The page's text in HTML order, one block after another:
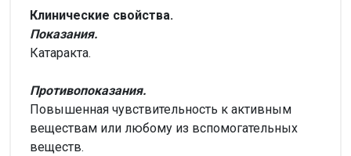
Клинические свойства.
Показания.
Катаракта.
Противопоказания.
Повышенная чувствительность к активным
веществам или любому из вспомогательных
веществ.